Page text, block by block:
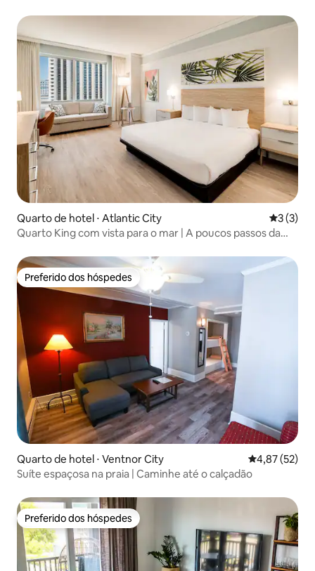
Quarto de hotel ⋅ Atlantic City 3 de
3 (3)
Quarto King com vista para o mar | A poucos passos da
Preferido dos hóspedes
Preferido dos hóspedes
Quarto de hotel ⋅ Ventnor City 4,87 de uma
4,87 (52)
Suíte espaçosa na praia | Caminhe até o calçadão
Preferido dos hóspedes
Preferido dos hóspedes